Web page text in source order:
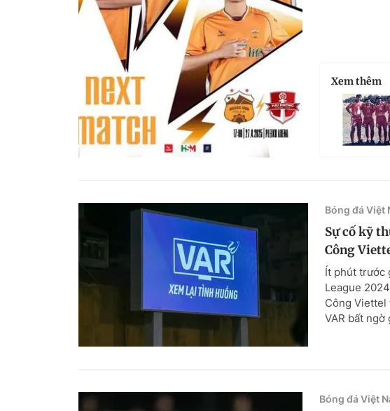
Xem thêm
Bóng đá Việt
Sự cố kỹ
Công
Ít phút trước
League
Công Viettel
VAR bất
Bóng đá Việt